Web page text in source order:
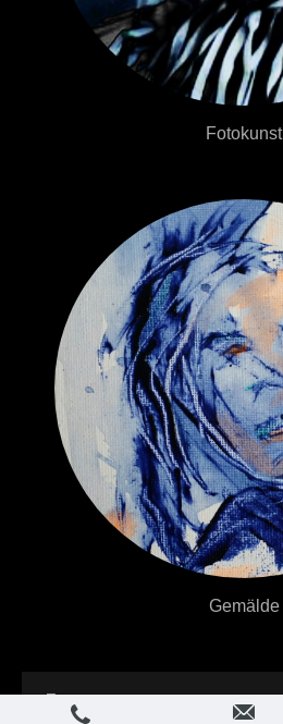
Fotokunst
Gemälde
Druckversion